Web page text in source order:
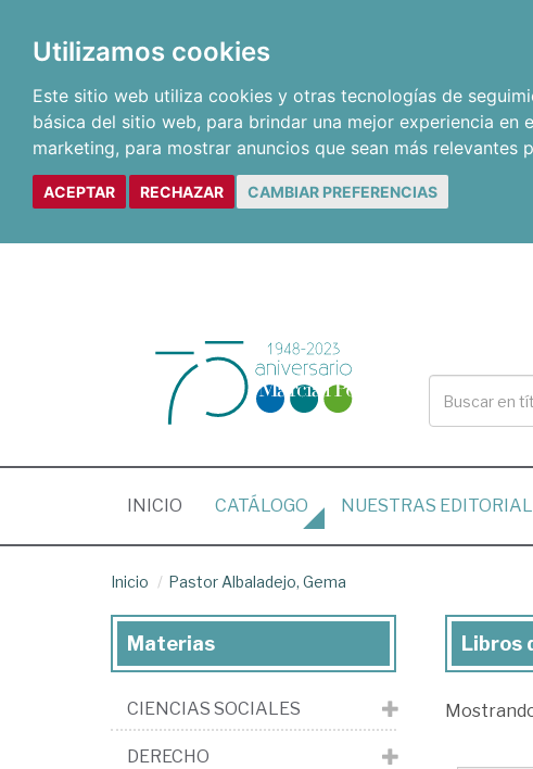
Utilizamos cookies
Este sitio web utiliza cookies y otras tecnologías de
básica del sitio web, para brindar una mejor experiencia en
marketing, para mostrar anuncios que sean más relevantes
ACEPTAR RECHAZAR CAMBIAR PREFERENCIAS
INICIO (CURRENT)
CATÁLOGO NUESTRAS
Inicio Pastor Albaladejo, Gema
Libros
Pastor
Libros
Materias
CIENCIAS SOCIALES
DERECHO